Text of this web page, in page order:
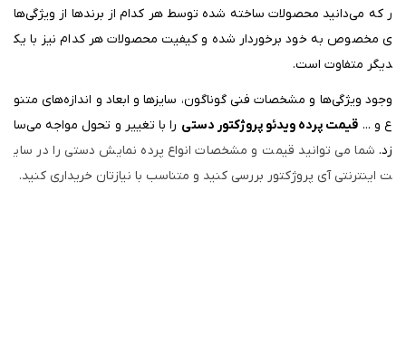
ر که می‌دانید محصولات ساخته شده توسط هر کدام از برندها از ویژگی‌ها
ی مخصوص به خود برخوردار شده و کیفیت محصولات هر کدام نیز با یک
دیگر متفاوت است.
وجود ویژگی‌ها و مشخصات فنی گوناگون، سایزها و ابعاد و اندازه‌های متنو
ع و ... قیمت پردهویدئو پروژکتور دستی را با تغییر و تحول مواجه می‌سا
زد. شما می توانید قیمت و مشخصات انواع پرده نمایش دستی را در سای
ت اینترنتی آی پروژکتور بررسی کنید و متناسب با نیازتان خریداری کنید.